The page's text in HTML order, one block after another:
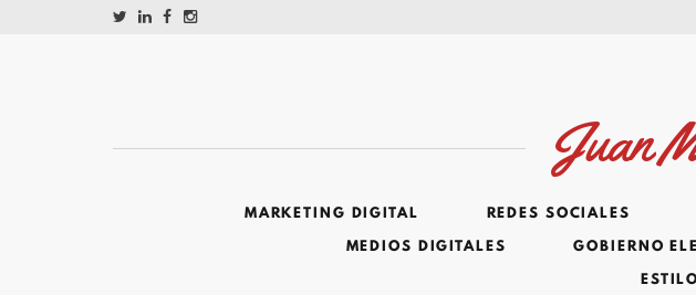
Juan
MARKETING DIGITAL REDES SOCIALES
MEDIOS DIGITALES
GOBIERNO